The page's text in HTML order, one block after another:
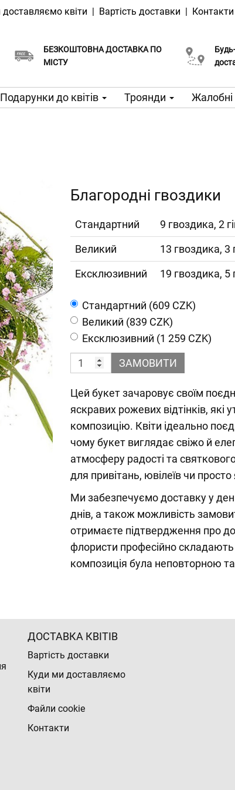
квіти | Вартість доставки | Контакти
БЕЗКОШТОВНА ДОСТАВКА ПО
МІСТУ
Доставка в той же день доступна
Виберіть дату доставки
Подарунки до квітів Троянди Жалобні
Благородні гвоздики
Cтандартний
9 гвоздика, 2
Великий
13 гвоздика, 3
Ексклюзивний
19 гвоздика, 5
Cтандартний (609 CZK)
Великий (839 CZK)
Ексклюзивний (1 259 CZK)
ЗАМОВИТИ
Цей букет зачаровує своїм
яскравих рожевих відтінків,
композицію. Квіти ідеально
чому букет виглядає свіжо й
атмосферу радості та
для привітань, ювілеїв чи
Ми забезпечуємо доставку у
днів, а також можливість
отримаєте підтвердження про
флористи професійно
композиція була неповторною
ДОСТАВКА КВІТІВ
Вартість доставки
Куди ми доставляємо
квіти
Файли cookie
Контакти